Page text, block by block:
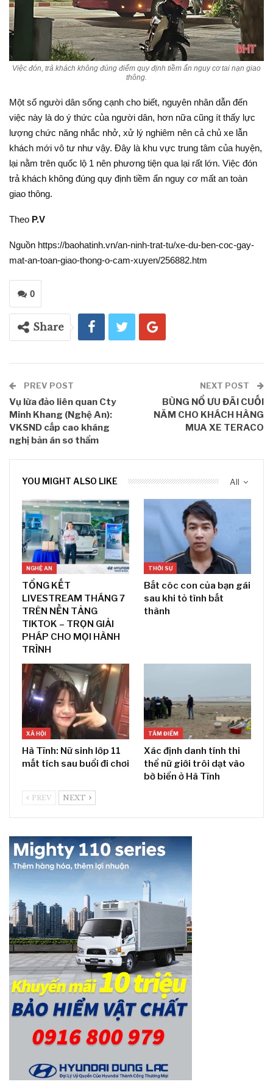
Việc đón, trả khách không đúng điểm quy định tiềm ẩn nguy cơ tai nạn giao
thông.
Một số người dân sống cạnh cho biết, nguyên nhân dẫn đến
việc này là do ý thức của người dân, hơn nữa cũng ít thấy lực
lượng chức năng nhắc nhở, xử lý nghiêm nên cả chủ xe lẫn
khách mới vô tư như vậy. Đây là khu vực trung tâm của huyện,
lại nằm trên quốc lộ 1 nên phương tiện qua lại rất lớn. Việc đón
trả khách không đúng quy định tiềm ẩn nguy cơ mất an toàn
giao thông.
Theo P.V
Nguồn https://baohatinh.vn/an-ninh-trat-tu/xe-du-ben-coc-gay-
mat-an-toan-giao-thong-o-cam-xuyen/256882.htm
0
Share
PREV POST
Vụ lừa đảo liên quan Cty
Minh Khang (Nghệ An):
VKSND cấp cao kháng
nghị bản án sơ thẩm
NEXT POST
BÙNG NỔ ƯU ĐÃI CUỐI
NĂM CHO KHÁCH HÀNG
MUA XE TERACO
All
YOU MIGHT ALSO LIKE
NGHỆ AN
TỔNG KẾT
LIVESTREAM THÁNG 7
TRÊN NỀN TẢNG
TIKTOK – TRỌN GIẢI
PHÁP CHO MỌI HÀNH
TRÌNH
THỜI SỰ
Bắt cóc con của bạn gái
sau khi tỏ tình bất
thành
XÃ HỘI
Hà Tĩnh: Nữ sinh lớp 11
mất tích sau buổi đi chơi
TÂM ĐIỂM
Xác định danh tính thi
thể nữ giới trôi dạt vào
bờ biển ở Hà Tĩnh
PREV NEXT